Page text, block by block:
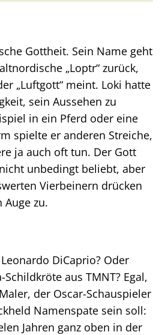
Gottheit. Sein Name geht
„Loptr“ zurück,
„Luftgott“ meint. Loki hatte
sein Aussehen zu
in ein Pferd oder eine
spielte er anderen Streiche,
ja auch oft tun. Der Gott
unbedingt beliebt, aber
Vierbeinern drücken
zu.
DiCaprio? Oder
aus TMNT? Egal,
der Oscar-Schauspieler
Namenspate sein soll:
Jahren ganz oben in der